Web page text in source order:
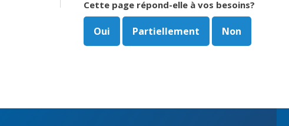
Cette page répond-elle à vos besoins?
Oui Partiellement Non